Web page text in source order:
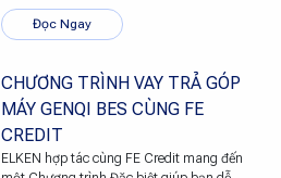
thức trả góp vô cùng linh hoạt.
Đọc Ngay
CHƯƠNG TRÌNH VAY TRẢ GÓP
MÁY GENQI BES CÙNG FE
CREDIT
ELKEN hợp tác cùng FE Credit mang đến